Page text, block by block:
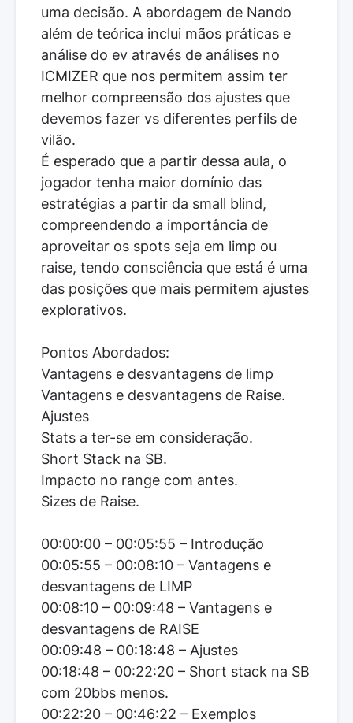
uma decisão. A abordagem de Nando
além de teórica inclui mãos práticas e
análise do ev através de análises no
ICMIZER que nos permitem assim ter
melhor compreensão dos ajustes que
devemos fazer vs diferentes perfils de
vilão.
É esperado que a partir dessa aula, o
jogador tenha maior domínio das
estratégias a partir da small blind,
compreendendo a importância de
aproveitar os spots seja em limp ou
raise, tendo consciência que está é uma
das posições que mais permitem ajustes
explorativos.
Pontos Abordados:
Vantagens e desvantagens de limp
Vantagens e desvantagens de Raise.
Ajustes
Stats a ter-se em consideração.
Short Stack na SB.
Impacto no range com antes.
Sizes de Raise.
00:00:00 – 00:05:55 – Introdução
00:05:55 – 00:08:10 – Vantagens e
desvantagens de LIMP
00:08:10 – 00:09:48 – Vantagens e
desvantagens de RAISE
00:09:48 – 00:18:48 – Ajustes
00:18:48 – 00:22:20 – Short stack na SB
com 20bbs menos.
00:22:20 – 00:46:22 – Exemplos